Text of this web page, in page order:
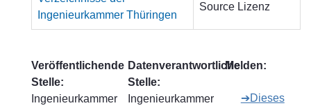
Ingenieurkammer Thüringen
Source Lizenz
Veröffentlichende
Stelle:
Ingenieurkammer
Datenverantwortliche
Stelle:
Ingenieurkammer
Melden:
➔Dieses